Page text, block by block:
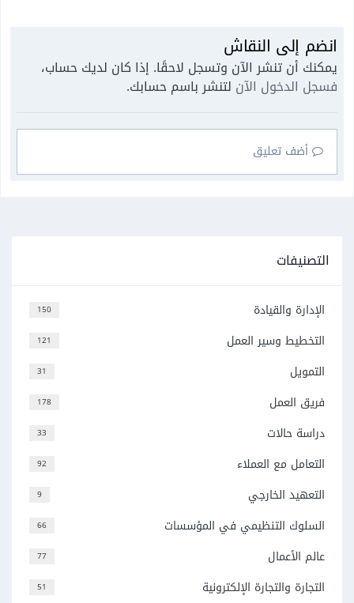
انضم إلى النقاش
يمكنك أن تنشر الآن وتسجل لاحقًا. إذا كان لديك حساب،
فسجل الدخول الآن لتنشر باسم حسابك.
أضف تعليق
التصنيفات
150 الإدارة والقيادة
121 التخطيط وسير العمل
31 التمويل
178 فريق العمل
33 دراسة حالات
92 التعامل مع العملاء
9 التعهيد الخارجي
66 السلوك التنظيمي في المؤسسات
77 عالم الأعمال
51 التجارة والتجارة الإلكترونية